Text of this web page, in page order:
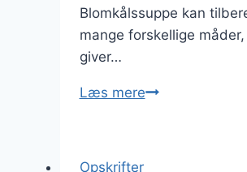
Blomkålssuppe kan
mange forskellige
giver…
Læs mereBlomkålssuppe
Opskrifter